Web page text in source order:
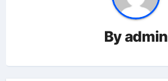
Byadmin